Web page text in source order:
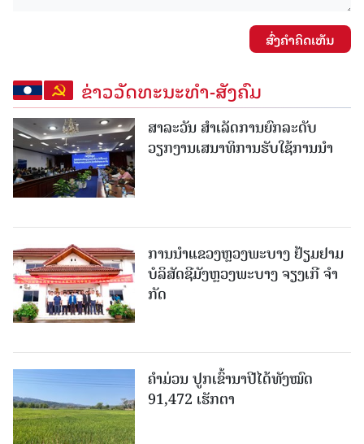
ສົ່ງຄໍາຄິດເຫັນ
ຂ່າວວັດທະນະທຳ-ສັງຄົມ
ສາລະວັນ ສໍາເລັດການຍົກລະດັບ
ວຽກງານເສນາທິການຮັບໃຊ້ການນໍາ
ການນຳແຂວງຫຼວງພະບາງ ຢ້ຽມ​ຢາມ
ບໍ​ລິ​ສັດຊີມັງຫຼວງພະບາງ ຈຽງເກີ ຈໍາ
ກັດ
ຄໍາມ່ວນ ປູກເຂົ້ານາປີໄດ້ທັງໝົດ
91,472 ເຮັກຕາ